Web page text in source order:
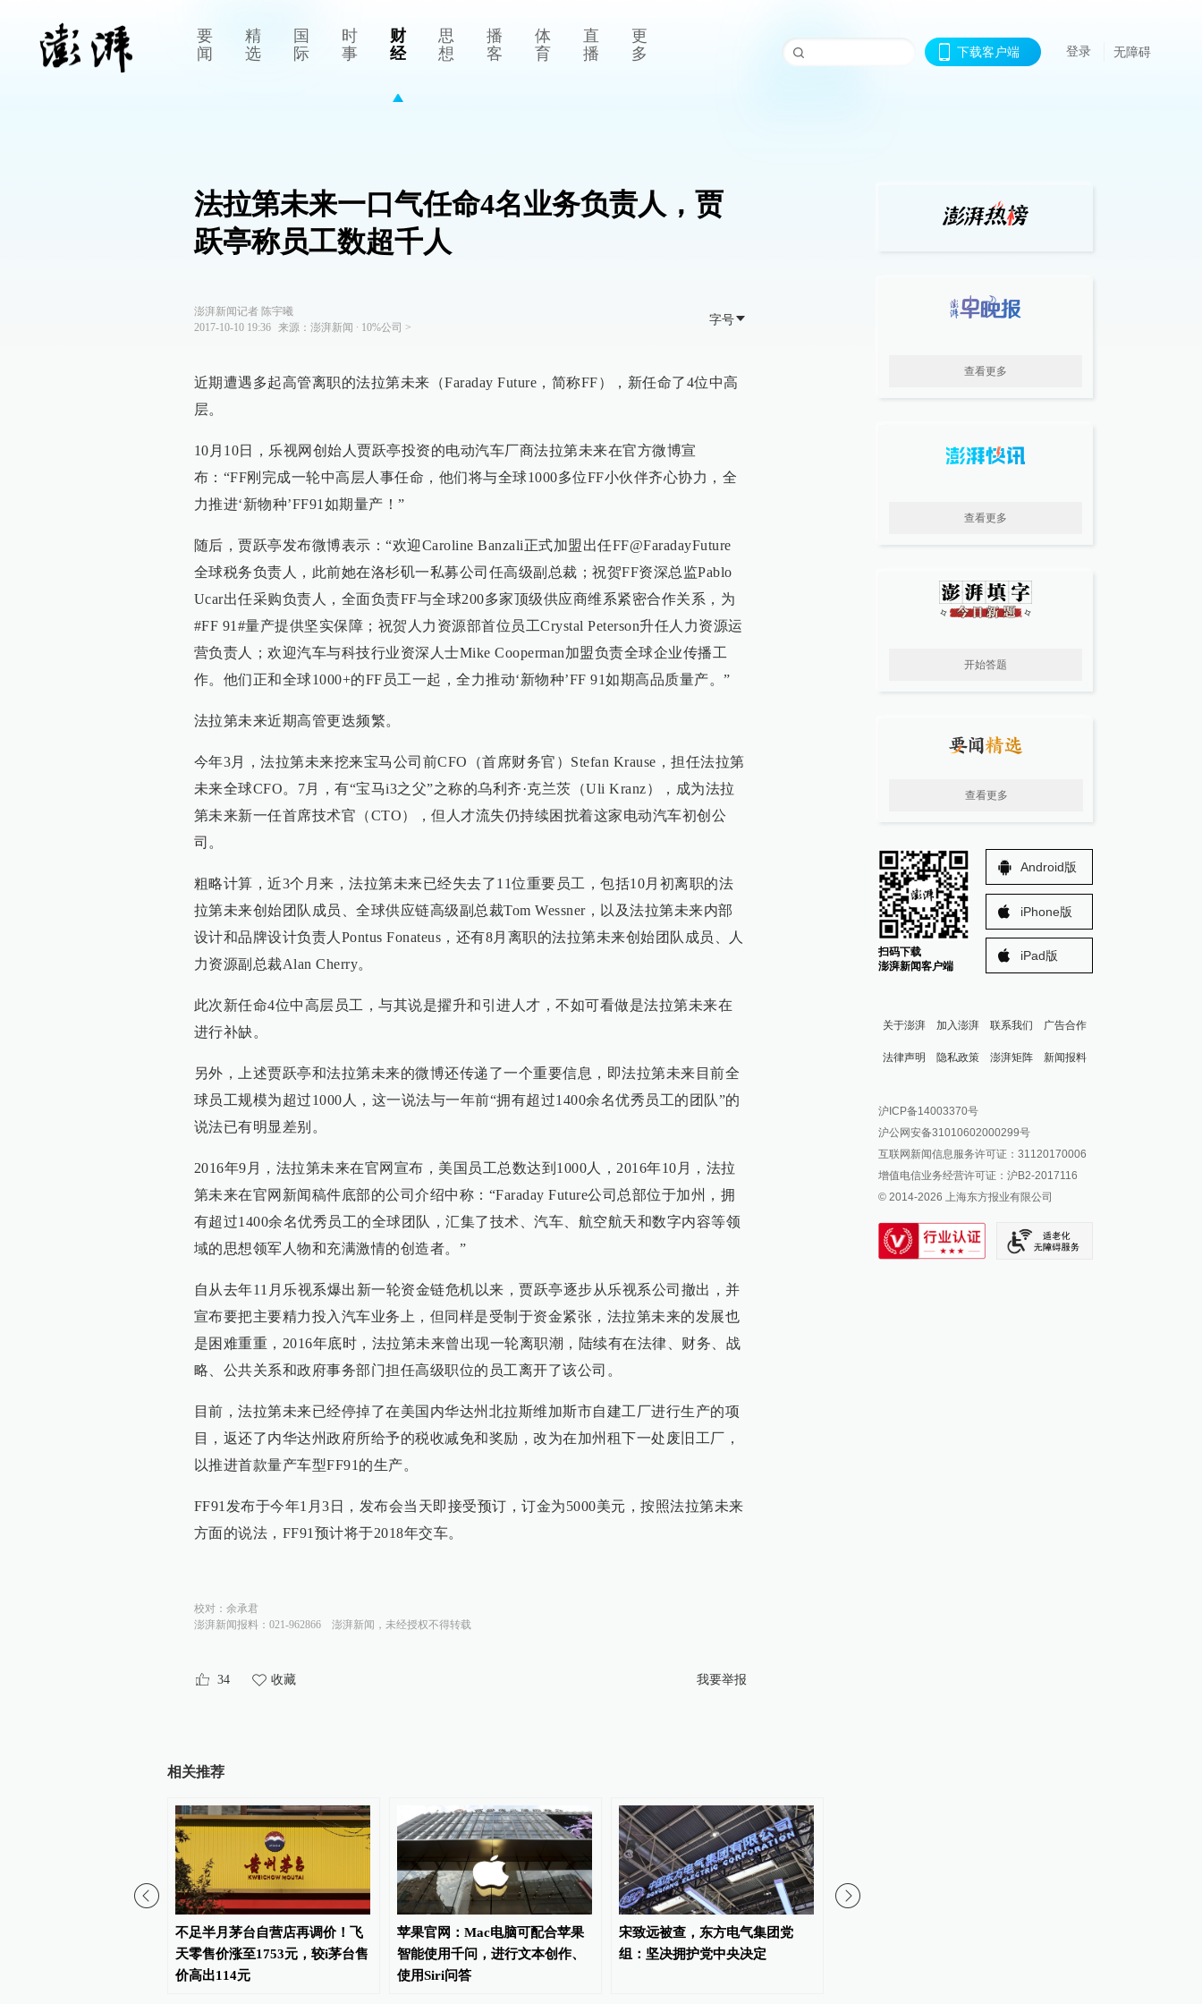
要
闻
精
选
国
际
时
事
财
经
思
想
播
客
体
育
直
播
更
多
下载客户端 登录 无障碍
法拉第未来一口气任命4名业务负责人，贾
跃亭称员工数超千人
澎湃新闻记者 陈宇曦
2017-10-10 19:36
来源： 澎湃新闻 ∙ 10%公司 >
字号
近期遭遇多起高管离职的法拉第未来（Faraday Future，简称FF），新任命了4位中高
层。
10月10日，乐视网创始人贾跃亭投资的电动汽车厂商法拉第未来在官方微博宣
布：“FF刚完成一轮中高层人事任命，他们将与全球1000多位FF小伙伴齐心协力，全
力推进‘新物种’FF91如期量产！”
随后，贾跃亭发布微博表示：“欢迎Caroline Banzali正式加盟出任FF@FaradayFuture
全球税务负责人，此前她在洛杉矶一私募公司任高级副总裁；祝贺FF资深总监Pablo
Ucar出任采购负责人，全面负责FF与全球200多家顶级供应商维系紧密合作关系，为
#FF 91#量产提供坚实保障；祝贺人力资源部首位员工Crystal Peterson升任人力资源运
营负责人；欢迎汽车与科技行业资深人士Mike Cooperman加盟负责全球企业传播工
作。他们正和全球1000+的FF员工一起，全力推动‘新物种’FF 91如期高品质量产。”
法拉第未来近期高管更迭频繁。
今年3月，法拉第未来挖来宝马公司前CFO（首席财务官）Stefan Krause，担任法拉第
未来全球CFO。7月，有“宝马i3之父”之称的乌利齐·克兰茨（Uli Kranz），成为法拉
第未来新一任首席技术官（CTO），但人才流失仍持续困扰着这家电动汽车初创公
司。
粗略计算，近3个月来，法拉第未来已经失去了11位重要员工，包括10月初离职的法
拉第未来创始团队成员、全球供应链高级副总裁Tom Wessner，以及法拉第未来内部
设计和品牌设计负责人Pontus Fonateus，还有8月离职的法拉第未来创始团队成员、人
力资源副总裁Alan Cherry。
此次新任命4位中高层员工，与其说是擢升和引进人才，不如可看做是法拉第未来在
进行补缺。
另外，上述贾跃亭和法拉第未来的微博还传递了一个重要信息，即法拉第未来目前全
球员工规模为超过1000人，这一说法与一年前“拥有超过1400余名优秀员工的团队”的
说法已有明显差别。
2016年9月，法拉第未来在官网宣布，美国员工总数达到1000人，2016年10月，法拉
第未来在官网新闻稿件底部的公司介绍中称：“Faraday Future公司总部位于加州，拥
有超过1400余名优秀员工的全球团队，汇集了技术、汽车、航空航天和数字内容等领
域的思想领军人物和充满激情的创造者。”
自从去年11月乐视系爆出新一轮资金链危机以来，贾跃亭逐步从乐视系公司撤出，并
宣布要把主要精力投入汽车业务上，但同样是受制于资金紧张，法拉第未来的发展也
是困难重重，2016年底时，法拉第未来曾出现一轮离职潮，陆续有在法律、财务、战
略、公共关系和政府事务部门担任高级职位的员工离开了该公司。
目前，法拉第未来已经停掉了在美国内华达州北拉斯维加斯市自建工厂进行生产的项
目，返还了内华达州政府所给予的税收减免和奖励，改为在加州租下一处废旧工厂，
以推进首款量产车型FF91的生产。
FF91发布于今年1月3日，发布会当天即接受预订，订金为5000美元，按照法拉第未来
方面的说法，FF91预计将于2018年交车。
校对： 余承君
澎湃新闻报料：021-962866
澎湃新闻，未经授权不得转载
34 收藏 我要举报
相关推荐
不足半月茅台自营店再调价！飞
天零售价涨至1753元，较i茅台售
价高出114元
苹果官网：Mac电脑可配合苹果
智能使用千问，进行文本创作、
使用Siri问答
宋致远被查，东方电气集团党
组：坚决拥护党中央决定
查看更多
查看更多
开始答题
查看更多
扫码下载
澎湃新闻客户端
Android版
iPhone版
iPad版
关于澎湃 加入澎湃 联系我们 广告合作
法律声明 隐私政策 澎湃矩阵
澎湃新闻公众号
澎湃新闻抖音号
派生万物开放平台
IP SHANGHAI
SIXTH TONE
新闻报料
报料邮箱: news@thepaper.cn
沪ICP备14003370号
沪公网安备31010602000299号
互联网新闻信息服务许可证：31120170006
增值电信业务经营许可证：沪B2-2017116
© 2014-2026 上海东方报业有限公司